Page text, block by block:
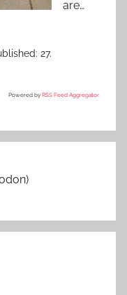
are…
27.
Powered by RSS Feed Aggregator